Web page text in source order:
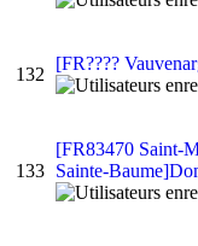
132
[FR????
133
[FR83470 Saint-
Sainte-